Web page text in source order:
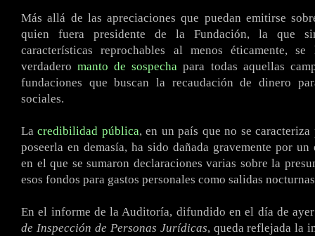
Más allá de las apreciaciones que puedan emitirse
quien fuera presidente de la Fundación, la que
características reprochables al menos éticamente,
verdaderomanto de sospecha para todas aquellas
fundaciones que buscan la recaudación de dinero
sociales.
Lacredibilidad pública, en un país que no se caracteriza
poseerla en demasía, ha sido dañada gravemente por
en el que se sumaron declaraciones varias sobre la
esos fondos para gastos personales como salidas
En el informe de la Auditoría, difundido en el día de
de Inspección de Personas Jurídicas, queda reflejada la